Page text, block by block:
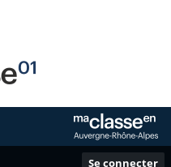
Se connecter